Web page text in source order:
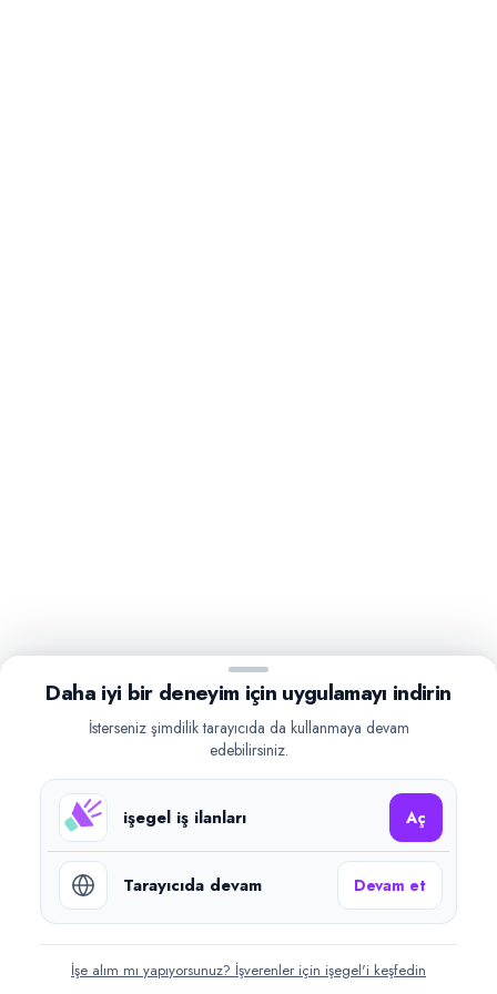
Daha iyi bir deneyim için uygulamayı indirin
İsterseniz şimdilik tarayıcıda da kullanmaya devam
edebilirsiniz.
işegel iş ilanları Aç
Tarayıcıda devam Devam et
İşe alım mı yapıyorsunuz? İşverenler için işegel'i keşfedin